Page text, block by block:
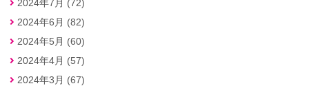
2024年7月 (72)
2024年6月 (82)
2024年5月 (60)
2024年4月 (57)
2024年3月 (67)